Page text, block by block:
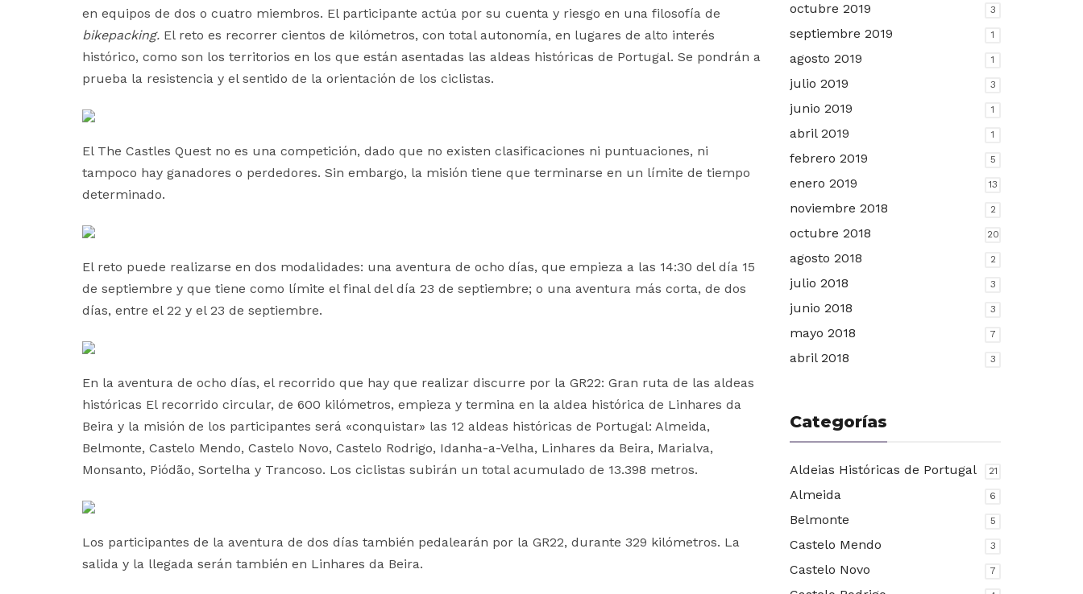
en equipos de dos o cuatro miembros. El participante actúa por su cuenta y riesgo en una filosofía de
bikepacking. El reto es recorrer cientos de kilómetros, con total autonomía, en lugares de alto interés
histórico, como son los territorios en los que están asentadas las aldeas históricas de Portugal. Se pondrán a
prueba la resistencia y el sentido de la orientación de los ciclistas.
El The Castles Quest no es una competición, dado que no existen clasificaciones ni puntuaciones, ni
tampoco hay ganadores o perdedores. Sin embargo, la misión tiene que terminarse en un límite de tiempo
determinado.
El reto puede realizarse en dos modalidades: una aventura de ocho días, que empieza a las 14:30 del día 15
de septiembre y que tiene como límite el final del día 23 de septiembre; o una aventura más corta, de dos
días, entre el 22 y el 23 de septiembre.
En la aventura de ocho días, el recorrido que hay que realizar discurre por la GR22: Gran ruta de las aldeas
históricas El recorrido circular, de 600 kilómetros, empieza y termina en la aldea histórica de Linhares da
Beira y la misión de los participantes será «conquistar» las 12 aldeas históricas de Portugal: Almeida,
Belmonte, Castelo Mendo, Castelo Novo, Castelo Rodrigo, Idanha-a-Velha, Linhares da Beira, Marialva,
Monsanto, Piódão, Sortelha y Trancoso. Los ciclistas subirán un total acumulado de 13.398 metros.
Los participantes de la aventura de dos días también pedalearán por la GR22, durante 329 kilómetros. La
salida y la llegada serán también en Linhares da Beira.
octubre 2019 3
septiembre 2019 1
agosto 2019 1
julio 2019 3
junio 2019 1
abril 2019 1
febrero 2019 5
enero 2019 13
noviembre 2018 2
octubre 2018 20
agosto 2018 2
julio 2018 3
junio 2018 3
mayo 2018 7
abril 2018 3
Categorías
Aldeias Históricas de Portugal 21
Almeida 6
Belmonte 5
Castelo Mendo 3
Castelo Novo 7